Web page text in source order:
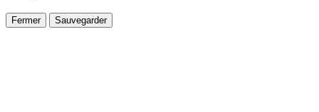
Fermer Sauvegarder